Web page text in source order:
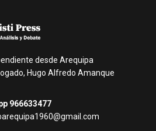
desde Arequipa
Hugo Alfredo Amanque
966633477